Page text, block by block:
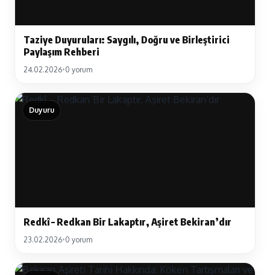
Taziye Duyuruları: Saygılı, Doğru ve Birleştirici
Paylaşım Rehberi
24.02.2026•0 yorum
Duyuru
Redkî – Redkan Bir Lakaptır, Aşiret Bekiran’dır
23.02.2026•0 yorum